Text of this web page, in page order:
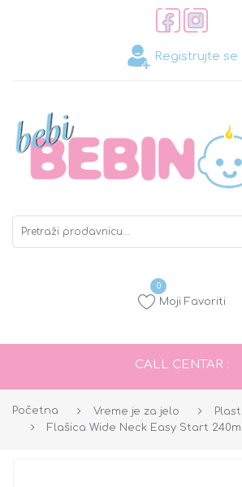
Registrujte se
0
Moji Favoriti
CALL CENTAR :
Početna Vreme je za jelo
Flašica Wide Neck Easy Start